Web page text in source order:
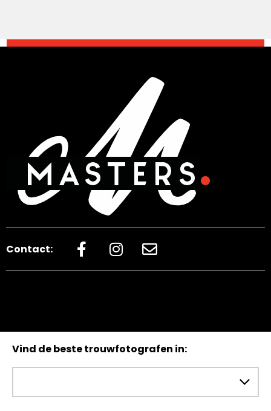
Contact:
Vind de beste trouwfotografen in: